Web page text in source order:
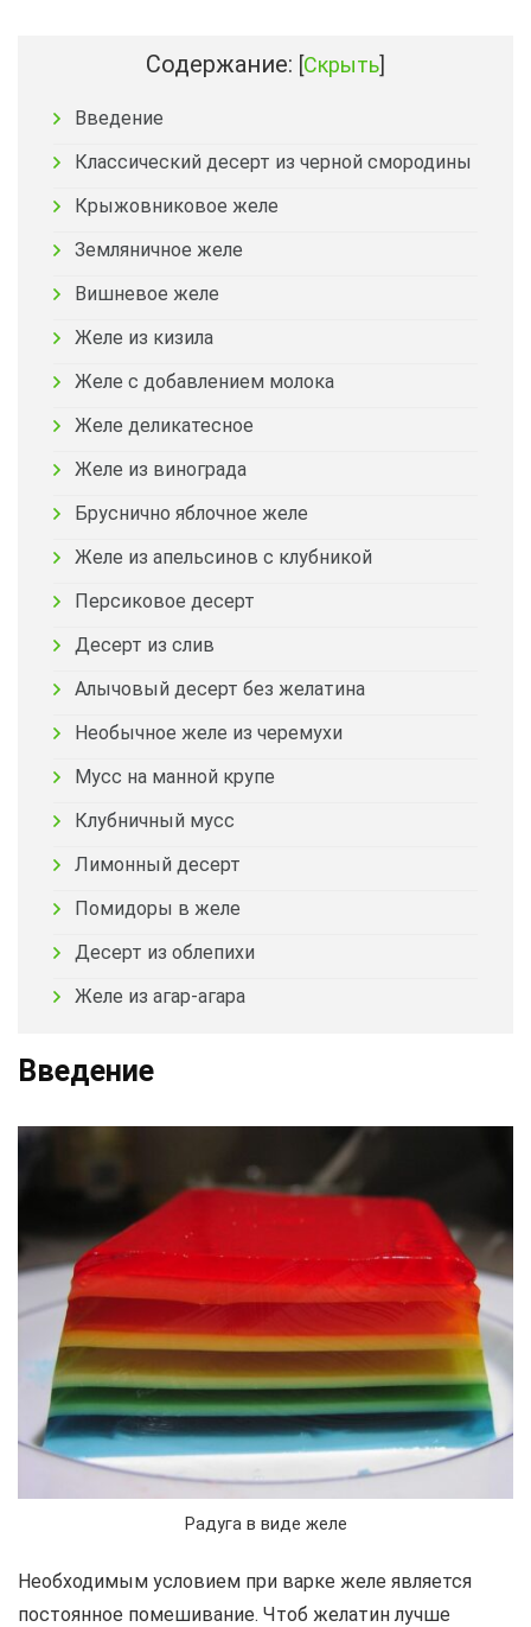
Содержание: [Скрыть]
Введение
Классический десерт из черной смородины
Крыжовниковое желе
Земляничное желе
Вишневое желе
Желе из кизила
Желе с добавлением молока
Желе деликатесное
Желе из винограда
Бруснично яблочное желе
Желе из апельсинов с клубникой
Персиковое десерт
Десерт из слив
Алычовый десерт без желатина
Необычное желе из черемухи
Мусс на манной крупе
Клубничный мусс
Лимонный десерт
Помидоры в желе
Десерт из облепихи
Желе из агар-агара
Введение
Радуга в виде желе
Необходимым условием при варке желе является
постоянное помешивание. Чтоб желатин лучше